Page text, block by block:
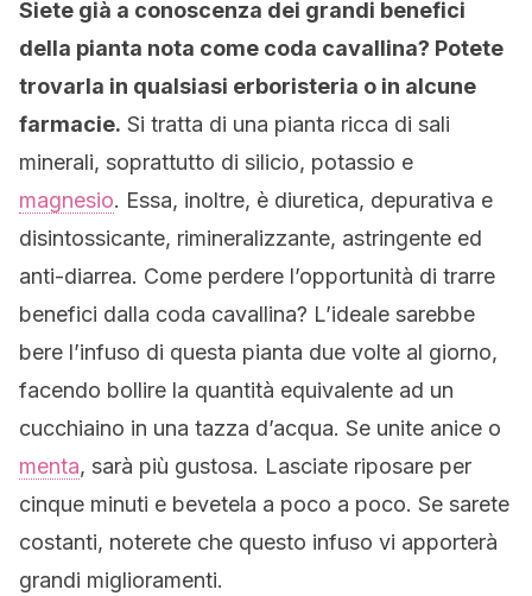
Siete già a conoscenza dei grandi benefici
della pianta nota come coda cavallina? Potete
trovarla in qualsiasi erboristeria o in alcune
farmacie. Si tratta di una pianta ricca di sali
minerali, soprattutto di silicio, potassio e
magnesio. Essa, inoltre, è diuretica, depurativa e
disintossicante, rimineralizzante, astringente ed
anti-diarrea. Come perdere l’opportunità di trarre
benefici dalla coda cavallina? L’ideale sarebbe
bere l’infuso di questa pianta due volte al giorno,
facendo bollire la quantità equivalente ad un
cucchiaino in una tazza d’acqua. Se unite anice o
menta, sarà più gustosa. Lasciate riposare per
cinque minuti e bevetela a poco a poco. Se sarete
costanti, noterete che questo infuso vi apporterà
grandi miglioramenti.